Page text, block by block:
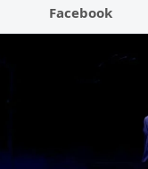
Facebook